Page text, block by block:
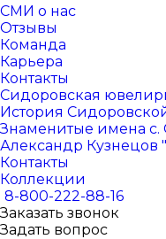
СМИ о нас
Отзывы
Команда
Карьера
Контакты
Сидоровская
История
Знаменитые имена с.
Александр
Контакты
Коллекции
8-800-222-88-16
Заказать звонок
Задать вопрос